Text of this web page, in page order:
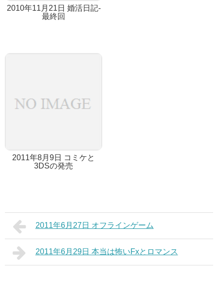
2010年11月21日 婚活日記-
最終回
2011年8月9日 コミケと
3DSの発売
2011年6月27日 オフラインゲーム
2011年6月29日 本当は怖いFxとロマンス